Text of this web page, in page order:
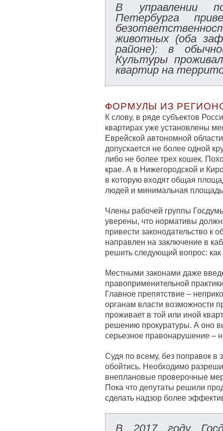
В управлении
Петербурга
животных (оба
районе): в
Культуры
квартир на
ФОРМУЛЫ ИЗ
К слову, в ряде субъектов
квартирах уже установлены
Еврейской автономной
допускается не более одной
либо не более трех кошек.
крае. А в Нижегородской и
в которую входят общая
людей и минимальная
Члены рабочей группы
уверены, что нормативы
привести законодательство к
направлен на заключение в
решить следующий вопрос:
Местными законами даже
правоприменительной
Главное препятствие –
органам власти возможности
проживает в той или иной
решению прокуратуры. А оно
серьезное правонарушение –
Судя по всему, без поправок в
обойтись. Необходимо
внеплановые проверочные
Пока что депутаты решили
сделать надзор более
В 2017 году